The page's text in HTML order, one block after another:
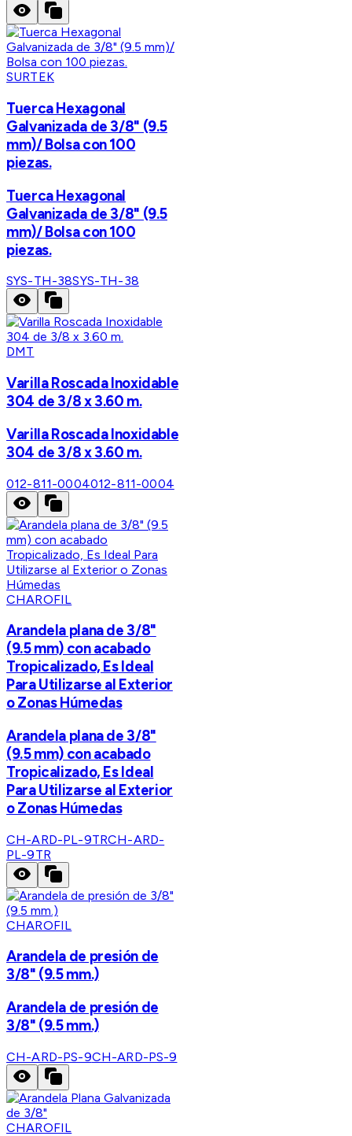
SURTEK
Tuerca Hexagonal
Galvanizada de 3/8" (9.5
mm)/ Bolsa con 100
piezas.
Tuerca Hexagonal
Galvanizada de 3/8" (9.5
mm)/ Bolsa con 100
piezas.
SYS-TH-38SYS-TH-38
DMT
Varilla Roscada Inoxidable
304 de 3/8 x 3.60 m.
Varilla Roscada Inoxidable
304 de 3/8 x 3.60 m.
012-811-0004012-811-0004
CHAROFIL
Arandela plana de 3/8"
(9.5 mm) con acabado
Tropicalizado, Es Ideal
Para Utilizarse al Exterior
o Zonas Húmedas
Arandela plana de 3/8"
(9.5 mm) con acabado
Tropicalizado, Es Ideal
Para Utilizarse al Exterior
o Zonas Húmedas
CH-ARD-PL-9TRCH-ARD-
PL-9TR
CHAROFIL
Arandela de presión de
3/8" (9.5 mm.)
Arandela de presión de
3/8" (9.5 mm.)
CH-ARD-PS-9CH-ARD-PS-9
CHAROFIL